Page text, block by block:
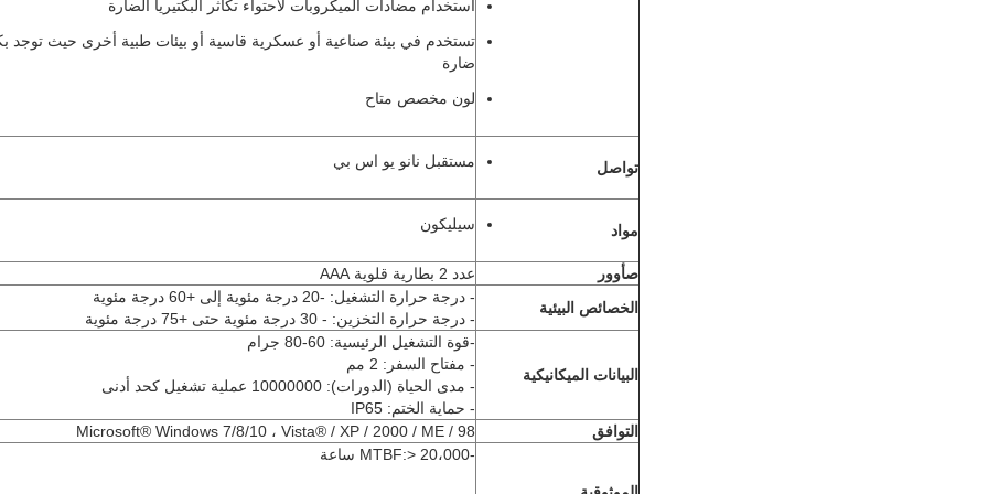
استخدام مضادات الميكروبات لاحتواء تكاثر البكتيريا الضارة
تستخدم في بيئة صناعية أو عسكرية قاسية أو بيئات طبية أخرى حيث توجد
ضارة
لون مخصص متاح
تواصل مستقبل نانو يو اس بي
مواد سيليكون
صأوور
عدد 2 بطارية قلوية AAA
الخصائص البيئية
- درجة حرارة التشغيل: -20 درجة مئوية إلى +60 درجة مئوية
- درجة حرارة التخزين: - 30 درجة مئوية حتى +75 درجة مئوية
البيانات الميكانيكية
-قوة التشغيل الرئيسية: 60-80 جرام
- مفتاح السفر: 2 مم
- مدى الحياة (الدورات): 10000000 عملية تشغيل كحد أدنى
- حماية الختم: IP65
التوافق
Microsoft® Windows 7/8/10 ، Vista® / XP / 2000 / ME / 98
-MTBF:> 20،000 ساعة